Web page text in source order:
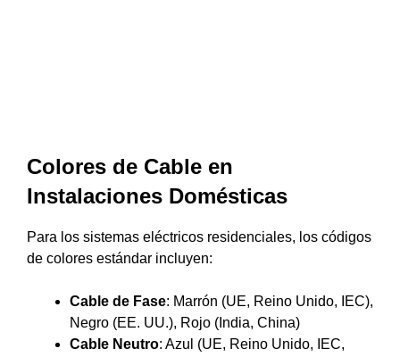
Colores de Cable en
Instalaciones Domésticas
Para los sistemas eléctricos residenciales, los códigos
de colores estándar incluyen:
Cable de Fase: Marrón (UE, Reino Unido, IEC),
Negro (EE. UU.), Rojo (India, China)
Cable Neutro: Azul (UE, Reino Unido, IEC,